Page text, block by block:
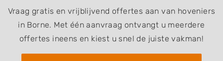
Vraag gratis en vrijblijvend offertes aan van hoveniers
in Borne. Met één aanvraag ontvangt u meerdere
offertes ineens en kiest u snel de juiste vakman!